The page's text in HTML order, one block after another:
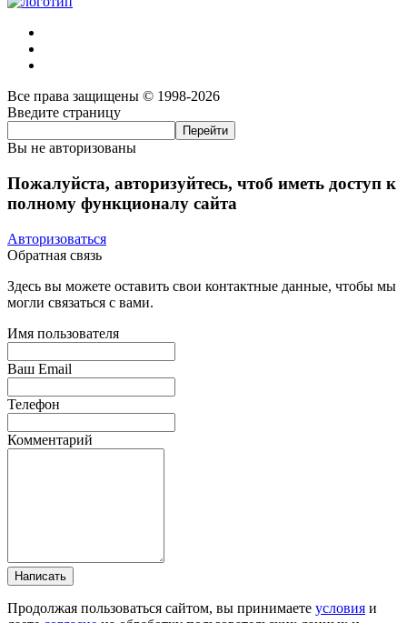
Все права защищены © 1998-2026
Введите страницу
Вы не авторизованы
Пожалуйста, авторизуйтесь, чтоб иметь доступ к
полному функционалу сайта
Авторизоваться
Обратная связь
Здесь вы можете оставить свои контактные данные, чтобы мы
могли связаться с вами.
Имя пользователя
Ваш Email
Телефон
Комментарий
Написать
Продолжая пользоваться сайтом, вы принимаете условия и